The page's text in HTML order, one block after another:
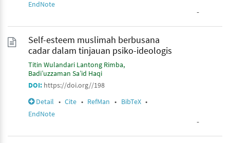
EndNote
-
Self-esteem muslimah berbusana
cadar dalam tinjauan psiko-ideologis
Titin Wulandari Lantong Rimba
Badi’uzzaman Sa’id Haqi
DOI: https://doi.org//198
Detail • Cite • RefMan • BibTeX •
EndNote
-